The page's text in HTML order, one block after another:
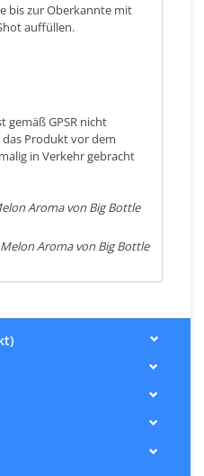
bis zur Oberkannte mit
auffüllen.
gemäß GPSR nicht
Produkt vor dem
in Verkehr gebracht
Aroma von Big Bottle
Aroma von Big Bottle